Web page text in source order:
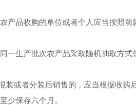
产品收购的单位或者个人应当按照前
一生产批次农产品采取随机抽取方式
装或者分装后销售的，应当根据收购
少保存六个月。